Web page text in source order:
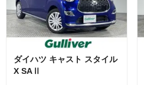
ダイハツ キャスト スタイル
X SAⅡ